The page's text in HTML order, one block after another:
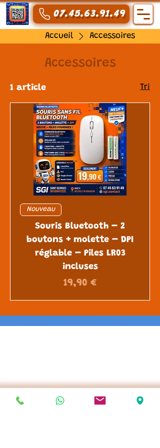
07.45.63.91.49
Accueil Accessoires
Accessoires
1 article Tri
Nouveau
Souris Bluetooth – 2
boutons + molette – DPI
réglable – Piles LR03
incluses
Prix
19,90 €